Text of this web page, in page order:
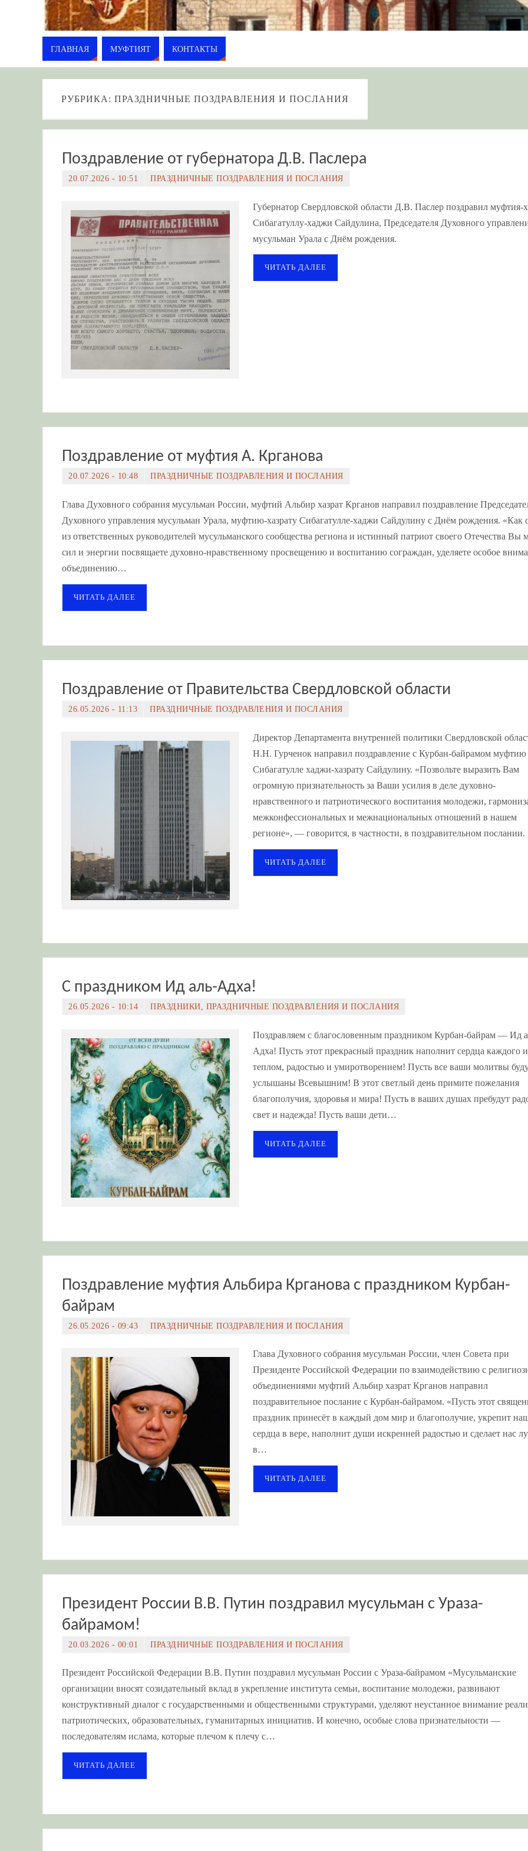
ГЛАВНАЯ МУФТИЯТ КОНТАКТЫ
РУБРИКА: ПРАЗДНИЧНЫЕ ПОЗДРАВЛЕНИЯ И ПОСЛАНИЯ
Поздравление от губернатора Д.В. Паслера
20.07.2026 - 10:51 ПРАЗДНИЧНЫЕ ПОЗДРАВЛЕНИЯ И ПОСЛАНИЯ
Губернатор Свердловской области Д.В. Паслер поздравил муфтия-
Сибагатуллу-хаджи Сайдулина, Председателя Духовного
мусульман Урала с Днём рождения.
ЧИТАТЬ ДАЛЕЕ
Поздравление от муфтия А. Крганова
20.07.2026 - 10:48 ПРАЗДНИЧНЫЕ ПОЗДРАВЛЕНИЯ И ПОСЛАНИЯ
Глава Духовного собрания мусульман России, муфтий Альбир хазрат Крганов направил поздравление
Духовного управления мусульман Урала, муфтию-хазрату Сибагатулле-хаджи Сайдулину с Днём рождения. «Как
из ответственных руководителей мусульманского сообщества региона и истинный патриот своего Отечества Вы
сил и энергии посвящаете духовно-нравственному просвещению и воспитанию сограждан, уделяете особое
объединению…
ЧИТАТЬ ДАЛЕЕ
Поздравление от Правительства Свердловской области
26.05.2026 - 11:13 ПРАЗДНИЧНЫЕ ПОЗДРАВЛЕНИЯ И ПОСЛАНИЯ
Директор Департамента внутренней политики Свердловской
Н.Н. Гурченок направил поздравление с Курбан-байрамом муфтию
Сибагатулле хаджи-хазрату Сайдулину. «Позвольте выразить Вам
огромную признательность за Ваши усилия в деле духовно-
нравственного и патриотического воспитания молодежи,
межконфессиональных и межнациональных отношений в нашем
регионе», — говорится, в частности, в поздравительном послании.
ЧИТАТЬ ДАЛЕЕ
С праздником Ид аль-Адха!
26.05.2026 - 10:14 ПРАЗДНИКИ, ПРАЗДНИЧНЫЕ ПОЗДРАВЛЕНИЯ И ПОСЛАНИЯ
Поздравляем с благословенным праздником Курбан-байрам — Ид
Адха! Пусть этот прекрасный праздник наполнит сердца каждого
теплом, радостью и умиротворением! Пусть все ваши молитвы
услышаны Всевышним! В этот светлый день примите пожелания
благополучия, здоровья и мира! Пусть в ваших душах пребудут
свет и надежда! Пусть ваши дети…
ЧИТАТЬ ДАЛЕЕ
Поздравление муфтия Альбира Крганова с праздником Курбан-
байрам
26.05.2026 - 09:43 ПРАЗДНИЧНЫЕ ПОЗДРАВЛЕНИЯ И ПОСЛАНИЯ
Глава Духовного собрания мусульман России, член Совета при
Президенте Российской Федерации по взаимодействию с
объединениями муфтий Альбир хазрат Крганов направил
поздравительное послание с Курбан-байрамом. «Пусть этот
праздник принесёт в каждый дом мир и благополучие, укрепит
сердца в вере, наполнит души искренней радостью и сделает нас
в…
ЧИТАТЬ ДАЛЕЕ
Президент России В.В. Путин поздравил мусульман с Ураза-
байрамом!
20.03.2026 - 00:01 ПРАЗДНИЧНЫЕ ПОЗДРАВЛЕНИЯ И ПОСЛАНИЯ
Президент Российской Федерации В.В. Путин поздравил мусульман России с Ураза-байрамом «Мусульманские
организации вносят созидательный вклад в укрепление института семьи, воспитание молодежи, развивают
конструктивный диалог с государственными и общественными структурами, уделяют неустанное внимание
патриотических, образовательных, гуманитарных инициатив. И конечно, особые слова признательности —
последователям ислама, которые плечом к плечу с…
ЧИТАТЬ ДАЛЕЕ